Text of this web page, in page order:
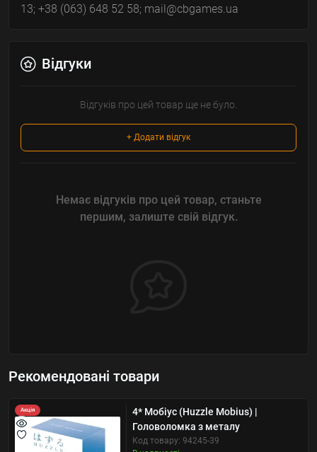
13; +38 (063) 648 52 58; mail@cbgames.ua
Відгуки
Відгуків про цей товар ще не було.
+ Додати відгук
Немає відгуків про цей товар, станьте
першим, залиште свій відгук.
Рекомендовані товари
Акція
4* Мобіус (Huzzle Mobius) |
Головоломка з металу
Код товару: 94245-39